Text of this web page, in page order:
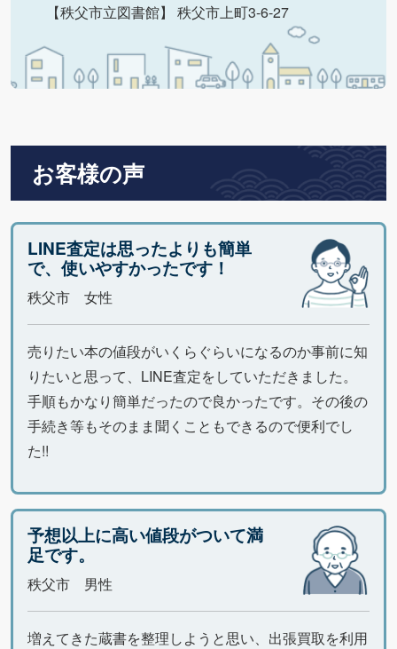
【秩父市立図書館】 秩父市上町3-6-27
お客様の声
LINE査定は思ったよりも簡単
で、使いやすかったです！
秩父市 女性
売りたい本の値段がいくらぐらいになるのか事前に知
りたいと思って、LINE査定をしていただきました。
手順もかなり簡単だったので良かったです。その後の
手続き等もそのまま聞くこともできるので便利でし
た!!
予想以上に高い値段がついて満
足です。
秩父市 男性
増えてきた蔵書を整理しようと思い、出張買取を利用